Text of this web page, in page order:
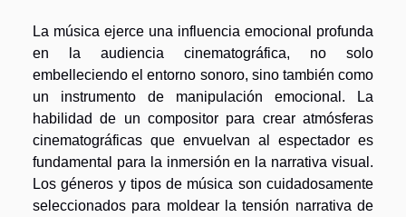
La música ejerce una influencia emocional profunda
en la audiencia cinematográfica, no solo
embelleciendo el entorno sonoro, sino también como
un instrumento de manipulación emocional. La
habilidad de un compositor para crear atmósferas
cinematográficas que envuelvan al espectador es
fundamental para la inmersión en la narrativa visual.
Los géneros y tipos de música son cuidadosamente
seleccionados para moldear la tensión narrativa de